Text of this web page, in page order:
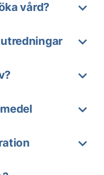
vård?